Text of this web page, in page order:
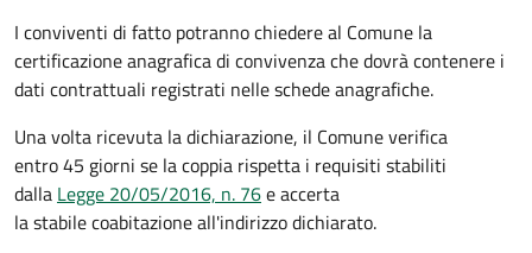
I conviventi di fatto potranno chiedere al Comune la
certificazione anagrafica di convivenza che dovrà contenere i
dati contrattuali registrati nelle schede anagrafiche.
Una volta ricevuta la dichiarazione, il Comune verifica
entro 45 giorni se la coppia rispetta i requisiti stabiliti
dalla Legge 20/05/2016, n. 76e accerta
la stabile coabitazione all'indirizzo dichiarato.